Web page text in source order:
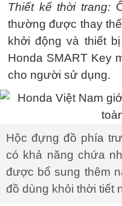
Thiết kế thời trang:
thường được thay
khởi động và thiết
Honda SMART Key
cho người sử dụng.
Hộc đựng đồ phía
có khả năng chứa
được bổ sung thêm
đồ dùng khỏi thời tiết